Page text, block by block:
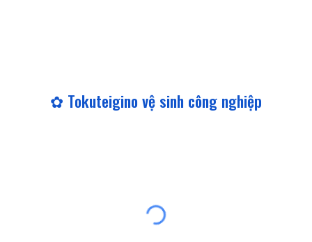
✿ Tokuteigino vệ sinh công nghiệp